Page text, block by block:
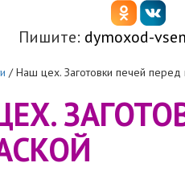
Пишите: dymoxod-
/ Наш цех. Заготовки печей перед